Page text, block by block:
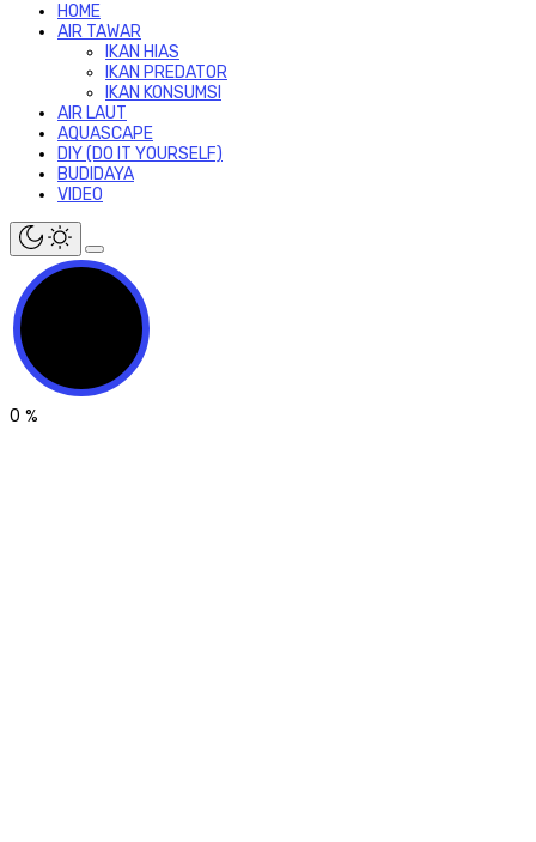
HOME
AIR TAWAR
IKAN HIAS
IKAN PREDATOR
IKAN KONSUMSI
AIR LAUT
AQUASCAPE
DIY (DO IT YOURSELF)
BUDIDAYA
VIDEO
0 %